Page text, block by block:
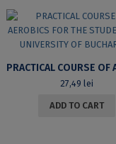
27,49 lei
ADD TO CART